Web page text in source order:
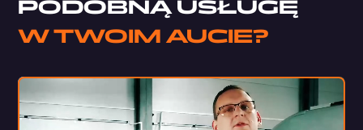
PODOBNĄ USŁUGĘ
W TWOIM AUCIE?